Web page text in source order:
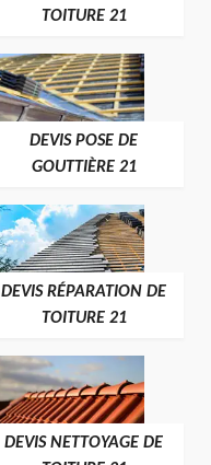
TOITURE 21
DEVIS POSE DE
GOUTTIÈRE 21
DEVIS RÉPARATION DE
TOITURE 21
DEVIS NETTOYAGE DE